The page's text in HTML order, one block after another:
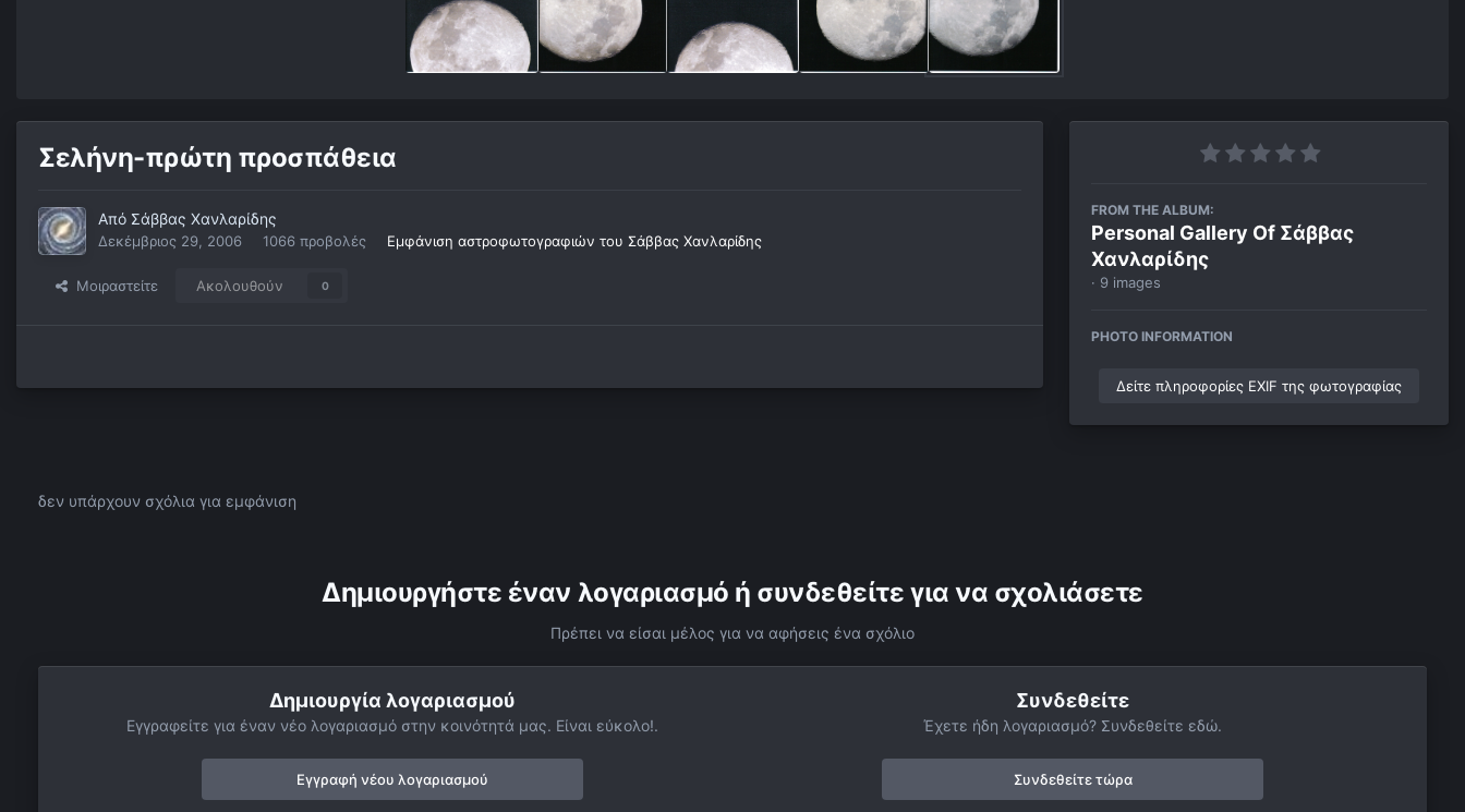
Σελήνη-πρώτη προσπάθεια
Από Σάββας Χανλαρίδης
Δεκέμβριος 29, 2006 1066 προβολές Εμφάνιση αστροφωτογραφιών του Σάββας Χανλαρίδης
Μοιραστείτε Ακολουθούν 0
FROM THE ALBUM:
Personal Gallery Of Σάββας
Χανλαρίδης
· 9 images
PHOTO INFORMATION
Δείτε πληροφορίες EXIF της φωτογραφίας
δεν υπάρχουν σχόλια για εμφάνιση
Δημιουργήστε έναν λογαριασμό ή συνδεθείτε για να σχολιάσετε
Πρέπει να είσαι μέλος για να αφήσεις ένα σχόλιο
Δημιουργία λογαριασμού
Εγγραφείτε για έναν νέο λογαριασμό στην κοινότητά μας. Είναι εύκολο!.
Εγγραφή νέου λογαριασμού
Συνδεθείτε
Έχετε ήδη λογαριασμό? Συνδεθείτε εδώ.
Συνδεθείτε τώρα